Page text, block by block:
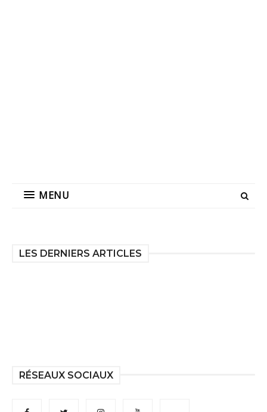
MENU
LES DERNIERS ARTICLES
RÉSEAUX SOCIAUX